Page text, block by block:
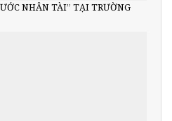
NHÂN TÀI” TẠI TRƯỜNG